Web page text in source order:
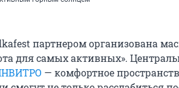
партнером организована
для самых активных».
— комфортное